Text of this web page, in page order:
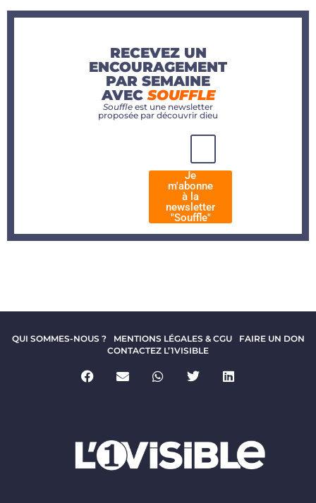
RECEVEZ UN
ENCOURAGEMENT
PAR SEMAINE
AVECSOUFFLE
Souffle est une newsletter
proposée par découvrir dieu
Je
m'abonne
à la
newsletter
"Souffle"
QUI SOMMES-NOUS ? MENTIONS LÉGALES & CGU
FAIRE UN DON
CONTACTEZ L’1VISIBLE